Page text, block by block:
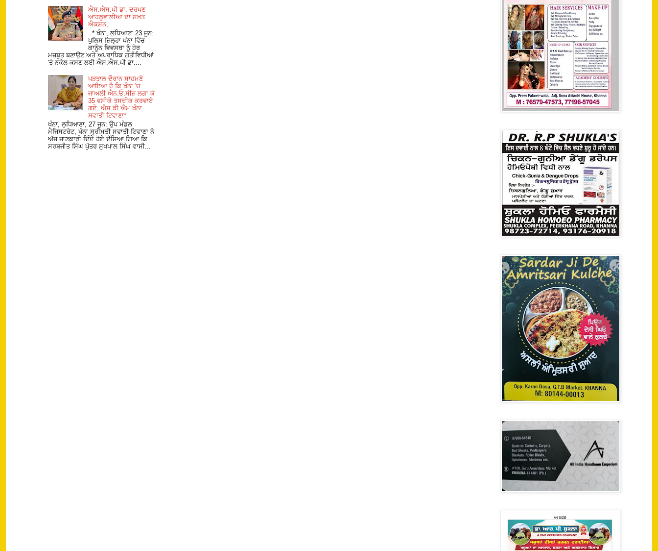
ਐਸ.ਐਸ.ਪੀ ਡਾ. ਦਰਪਣ
ਆਹਲੂਵਾਲੀਆ ਦਾ ਸਖ਼ਤ
ਐਕਸ਼ਨ,
* ਖੰਨਾ, ਲੁਧਿਆਣਾ 23 ਜੂਨ:
ਪੁਲਿਸ ਜ਼ਿਲ੍ਹਾ ਖੰਨਾ ਵਿੱਚ
ਕਾਨੂੰਨ ਵਿਵਸਥਾ ਨੂੰ ਹੋਰ
ਮਜ਼ਬੂਤ ਬਣਾਉਣ ਅਤੇ ਅਪਰਾਧਿਕ ਗਤੀਵਿਧੀਆਂ
'ਤੇ ਨਕੇਲ ਕਸਣ ਲਈ ਐਸ.ਐਸ.ਪੀ ਡਾ....
ਪੜਤਾਲ ਦੌਰਾਨ ਸਾਹਮਣੇ
ਆਇਆ ਹੈ ਕਿ ਖੰਨਾ 'ਚ
ਜਾਅਲੀ ਐਨ.ਓ.ਸੀਜ਼ ਲਗਾ ਕੇ
35 ਵਸੀਕੇ ਤਸਦੀਕ ਕਰਵਾਏ
ਗਏ: ਐਸ.ਡੀ.ਐਮ ਖੰਨਾ
ਸਵਾਤੀ ਟਿਵਾਣਾ*
ਖੰਨਾ, ਲੁਧਿਆਣਾ, 27 ਜੂਨ: ਉਪ ਮੰਡਲ
ਮੈਜਿਸਟਰੇਟ, ਖੰਨਾ ਸ੍ਰੀਮਤੀ ਸਵਾਤੀ ਟਿਵਾਣਾ ਨੇ
ਅੱਜ ਜਾਣਕਾਰੀ ਦਿੰਦੇ ਹੋਏ ਦੱਸਿਆ ਗਿਆ ਕਿ
ਸਰਬਜੀਤ ਸਿੰਘ ਪੁੱਤਰ ਸੁਖਪਾਲ ਸਿੰਘ ਵਾਸੀ...